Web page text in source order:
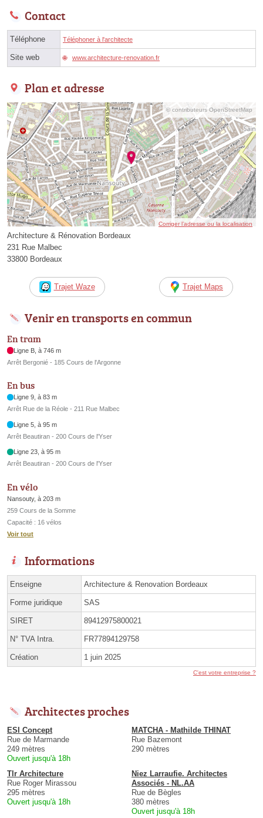
Contact
Téléphone Téléphoner à l'architecte
Site web www.architecture-renovation.fr
Plan et adresse
© contributeurs OpenStreetMap
Corriger l’adresse ou la localisation
Architecture & Rénovation Bordeaux
231 Rue Malbec
33800 Bordeaux
Trajet Waze Trajet Maps
Venir en transports en commun
En tram
Ligne B, à 746 m
Arrêt Bergonié - 185 Cours de l'Argonne
En bus
Ligne 9, à 83 m
Arrêt Rue de la Réole - 211 Rue Malbec
Ligne 5, à 95 m
Arrêt Beautiran - 200 Cours de l'Yser
Ligne 23, à 95 m
Arrêt Beautiran - 200 Cours de l'Yser
En vélo
Nansouty, à 203 m
259 Cours de la Somme
Capacité : 16 vélos
Voir tout
Informations
Enseigne Architecture & Renovation Bordeaux
Forme juridique SAS
SIRET 89412975800021
N° TVA Intra. FR77894129758
Création 1 juin 2025
C'est votre entreprise ?
Architectes proches
ESI Concept
Rue de Marmande
249 mètres
Ouvert jusqu'à 18h
MATCHA - Mathilde THINAT
Rue Bazemont
290 mètres
Tlr Architecture
Rue Roger Mirassou
295 mètres
Ouvert jusqu'à 18h
Niez Larraufie. Architectes
Associés - NL.AA
Rue de Bègles
380 mètres
Ouvert jusqu'à 18h